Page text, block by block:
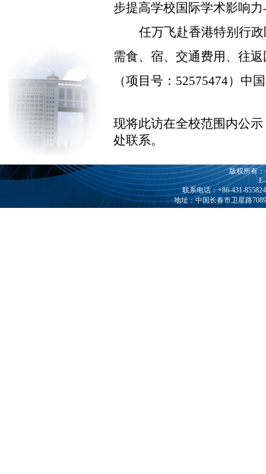
步提高学校国际学术影响
任万飞赴香港特别行
需食、宿、交通费用、往
（项目号： 52575474）中
现将此访在全校范围内公
处联系。
版权所有
联系电话：+86-431-
地址：中国长春市卫星路